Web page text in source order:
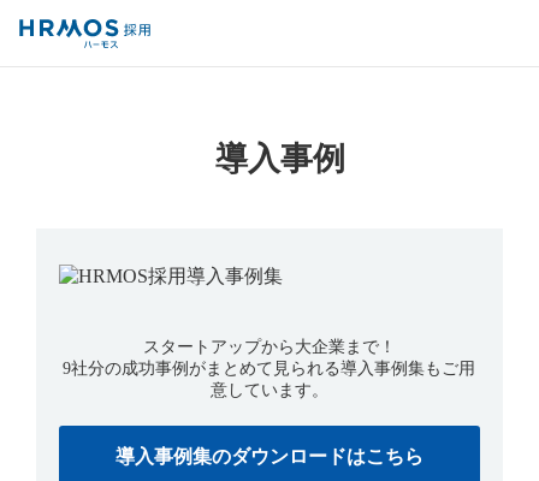
採用管理システム「HRMOS採用」
導入事例
スタートアップから大企業まで！
9社分の成功事例がまとめて見られる導入事例集もご用
意しています。
導入事例集のダウンロードはこちら